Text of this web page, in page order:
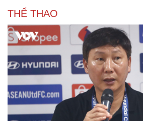
Phòng mạch online
THỂ THAO